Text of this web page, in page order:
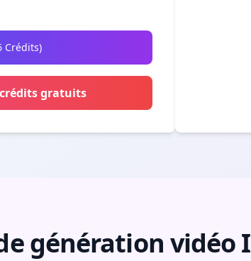
Crédits)
crédits gratuits
génération vidéo